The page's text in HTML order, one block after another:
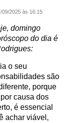
09/2025 às 16:15
domingo
do dia é
o seu
são
porque
causa dos
é essencial
achar viável,